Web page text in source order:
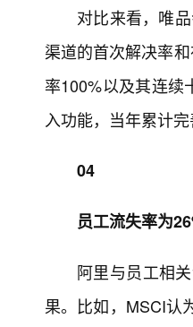
对比来看，唯
渠道的首次解决率
率100%以及其连续
入功能，当年累计
04
员工流失率为
阿里与员工相
果。比如，MSCI认